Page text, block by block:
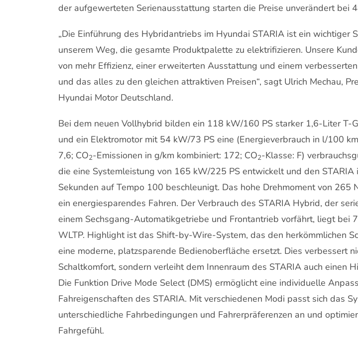
der aufgewerteten Serienausstattung starten die Preise unverändert bei
„Die Einführung des Hybridantriebs im Hyundai STARIA ist ein wichtiger
unserem Weg, die gesamte Produktpalette zu elektrifizieren. Unsere
von mehr Effizienz, einer erweiterten Ausstattung und einem
und das alles zu den gleichen attraktiven Preisen“, sagt Ulrich Mechau,
Hyundai Motor Deutschland.
Bei dem neuen Vollhybrid bilden ein 118 kW/160 PS starker 1,6-Liter T-
und ein Elektromotor mit 54 kW/73 PS eine (Energieverbrauch in l/100
7,6; CO2-Emissionen in g/km kombiniert: 172; CO2-Klasse: F)
die eine Systemleistung von 165 kW/225 PS entwickelt und den STARIA
Sekunden auf Tempo 100 beschleunigt. Das hohe Drehmoment von 265
ein energiesparendes Fahren. Der Verbrauch des STARIA Hybrid, der
einem Sechsgang-Automatikgetriebe und Frontantrieb vorfährt, liegt bei
WLTP. Highlight ist das Shift-by-Wire-System, das den herkömmlichen
eine moderne, platzsparende Bedienoberfläche ersetzt. Dies verbessert
Schaltkomfort, sondern verleiht dem Innenraum des STARIA auch einen
Die Funktion Drive Mode Select (DMS) ermöglicht eine individuelle
Fahreigenschaften des STARIA. Mit verschiedenen Modi passt sich das
unterschiedliche Fahrbedingungen und Fahrerpräferenzen an und
Fahrgefühl.